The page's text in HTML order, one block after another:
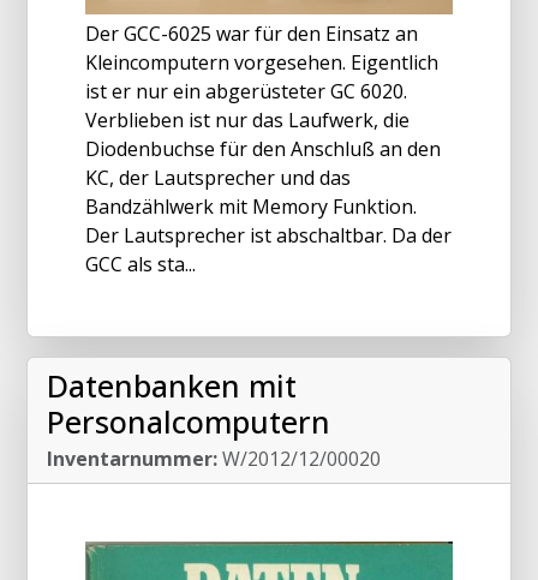
Der GCC-6025 war für den Einsatz an
Kleincomputern vorgesehen. Eigentlich
ist er nur ein abgerüsteter GC 6020.
Verblieben ist nur das Laufwerk, die
Diodenbuchse für den Anschluß an den
KC, der Lautsprecher und das
Bandzählwerk mit Memory Funktion.
Der Lautsprecher ist abschaltbar. Da der
GCC als sta...
Datenbanken mit
Personalcomputern
Inventarnummer:W/2012/12/00020